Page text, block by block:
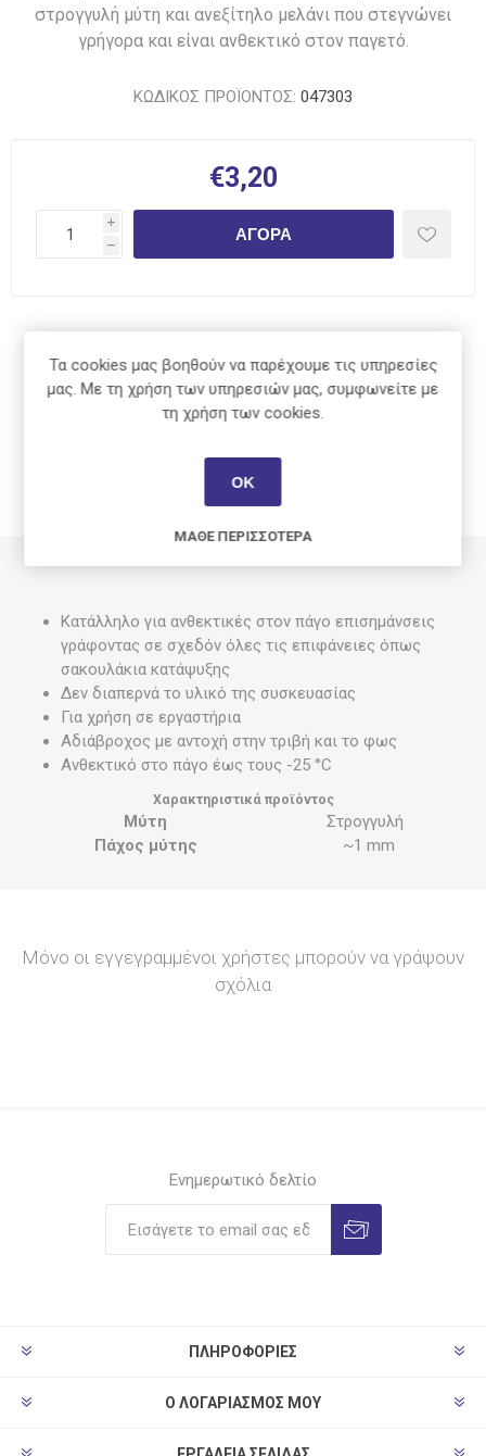
στρογγυλή μύτη και ανεξίτηλο μελάνι που στεγνώνει
γρήγορα και είναι ανθεκτικό στον παγετό.
ΚΩΔΙΚΟΣ ΠΡΟΪΟΝΤΟΣ: 047303
€3,20
i
h
ΑΓΟΡΆ
ΠΕΡΙΓΡΑΦΉ
ΧΑΡΑΚΤΗΡΙΣΤΙΚΆ
Κατάλληλο για ανθεκτικές στον πάγο επισημάνσεις
γράφοντας σε σχεδόν όλες τις επιφάνειες όπως
σακουλάκια κατάψυξης
Δεν διαπερνά το υλικό της συσκευασίας
Για χρήση σε εργαστήρια
Αδιάβροχος με αντοχή στην τριβή και το φως
Ανθεκτικό στο πάγο έως τους -25 °C
Χαρακτηριστικά προϊόντος
Μύτη
Στρογγυλή
Πάχος μύτης
~1 mm
Μόνο οι εγγεγραμμένοι χρήστες μπορούν να γράψουν
σχόλια
Ενημερωτικό δελτίο
ΠΛΗΡΟΦΟΡΊΕΣ
Ο ΛΟΓΑΡΙΑΣΜΌΣ ΜΟΥ
Τα cookies μας βοηθούν να παρέχουμε τις υπηρεσίες
μας. Με τη χρήση των υπηρεσιών μας, συμφωνείτε με
τη χρήση των cookies.
ΟΚ
ΜΆΘΕ ΠΕΡΙΣΣΌΤΕΡΑ